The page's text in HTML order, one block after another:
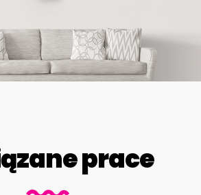
prace